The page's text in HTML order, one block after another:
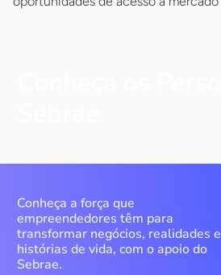
Conheça a força que
empreendedores têm para
transformar negócios, realidades e
histórias de vida, com o apoio do
Sebrae.